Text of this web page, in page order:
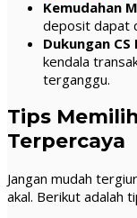
Kemudahan
deposit dapat
Dukungan
kendala
terganggu.
Tips
Terpercaya
Jangan mudah
akal. Berikut adalah